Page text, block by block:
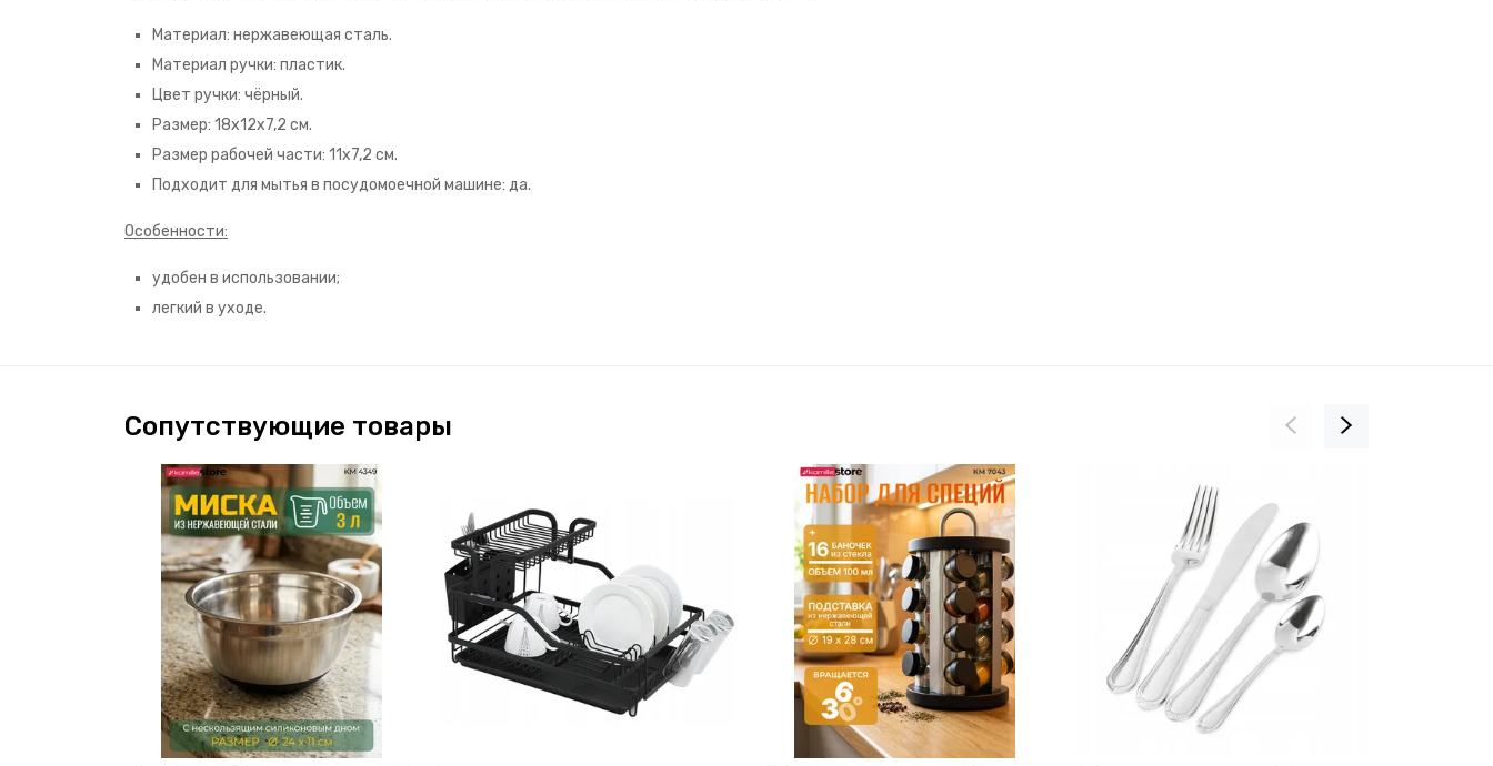
Материал: нержавеющая сталь.
Материал ручки: пластик.
Цвет ручки: чёрный.
Размер: 18х12х7,2 см.
Размер рабочей части: 11х7,2 см.
Подходит для мытья в посудомоечной машине: да.
Особенности:
удобен в использовании;
легкий в уходе.
Сопутствующие товары